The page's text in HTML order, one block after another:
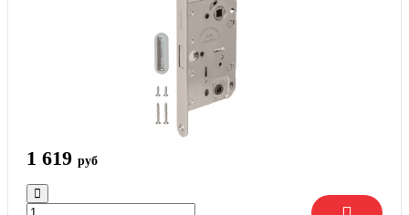
1 619 руб